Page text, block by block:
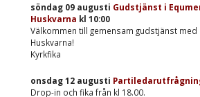
söndag 09 augusti Gudstjänst i
Huskvarna kl 10:00
Välkommen till gemensam gudstjänst med
Huskvarna!
Kyrkfika
onsdag 12 augusti
Drop-in och fika från kl 18.00.